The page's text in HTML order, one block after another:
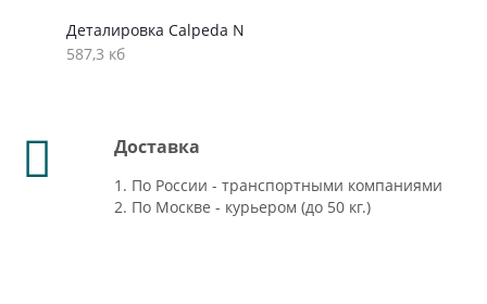
Деталировка Calpeda N
587,3 кб
Доставка
1. По России - транспортными компаниями
2. По Москве - курьером (до 50 кг.)